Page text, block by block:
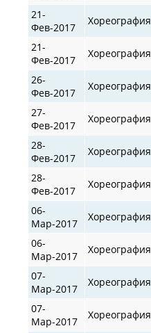
21-
Фев-2017
Хореография
21-
Фев-2017
Хореография
26-
Фев-2017
Хореография
27-
Фев-2017
Хореография
28-
Фев-2017
Хореография
28-
Фев-2017
Хореография
06-
Мар-2017
Хореография
06-
Мар-2017
Хореография
07-
Мар-2017
Хореография
07-
Мар-2017
Хореография